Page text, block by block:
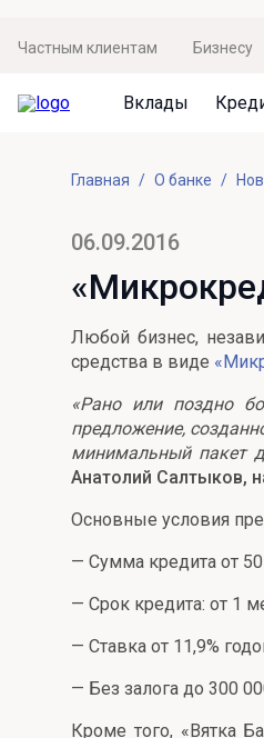
Частным клиентам Бизнесу
Вклады
Не упусти момент
Просто вклад
Накопительный
Отличная стратегия+
Фиксируй доход
Новый старт
Валютный плюс
Онлайн
Кредит под залог
Рефинансирование
Кредит на автомобиль
Потребительский
Все кредиты
Дебетовая карта с
Премиальная карта Mir
Пенсионная карта
Все карты
Курсы валют
Бронирование валюты
Курсы валют ЦБ
Оплата кредита
Оценка недвижимости
Подбор новой
СБПей
Mir Pay
Госуслуги
Регистрация в ЕБС
Удаленная
Мобильное
Подтверждение
Акция «Приведи
Акция «Ставка на
Главная О банке
06.09.2016
Любой бизнес,
средства в виде
«Рано или поздно
предложение,
минимальный пакет
Анатолий Салтыков,
Основные условия
— Сумма кредита от
— Срок кредита: от 1
— Ставка от 11,9%
— Без залога до 300
Кроме того, «Вятка